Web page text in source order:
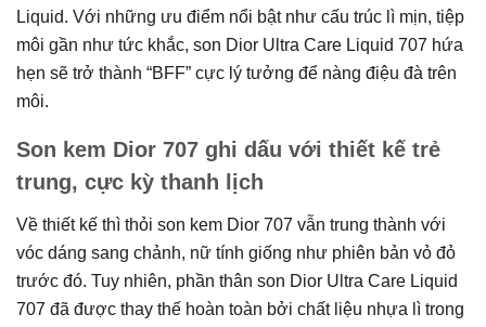
Liquid. Với những ưu điểm nổi bật như cấu trúc lì mịn, tiệp
môi gần như tức khắc, son Dior Ultra Care Liquid 707 hứa
hẹn sẽ trở thành “BFF” cực lý tưởng để nàng điệu đà trên
môi.
Son kem Dior 707 ghi dấu với thiết kế trẻ
trung, cực kỳ thanh lịch
Về thiết kế thì thỏi son kem Dior 707 vẫn trung thành với
vóc dáng sang chảnh, nữ tính giống như phiên bản vỏ đỏ
trước đó. Tuy nhiên, phần thân son Dior Ultra Care Liquid
707 đã được thay thế hoàn toàn bởi chất liệu nhựa lì trong